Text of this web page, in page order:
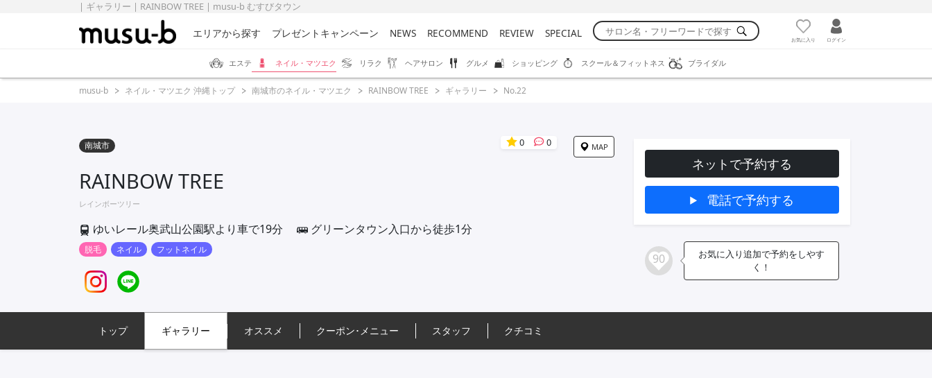
| ギャラリー | RAINBOW TREE | musu-b むすびタウン
エリアから探す プレゼントキャンペーン NEWS RECOMMEND REVIEW SPECIAL お気に入り ログイン
エステ ネイル・マツエク リラク ヘアサロン グルメ ショッピング スクール＆フィットネス ブライダル
musu-b ネイル・マツエク 沖縄トップ 南城市のネイル・マツエク RAINBOW TREE ギャラリー No.22
南城市 0 0 MAP
RAINBOW TREE
レインボーツリー
ゆいレール奥武山公園駅より車で19分 グリーンタウン入口から徒歩1分
脱毛 ネイル フットネイル
ネットで予約する
電話で予約する
90
お気に入り追加で予約をしやす
く！
トップ ギャラリー オススメ クーポン･ メニュー スタッフ クチコミ